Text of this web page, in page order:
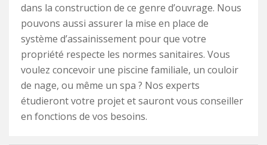
dans la construction de ce genre d’ouvrage. Nous
pouvons aussi assurer la mise en place de
système d’assainissement pour que votre
propriété respecte les normes sanitaires. Vous
voulez concevoir une piscine familiale, un couloir
de nage, ou même un spa ? Nos experts
étudieront votre projet et sauront vous conseiller
en fonctions de vos besoins.